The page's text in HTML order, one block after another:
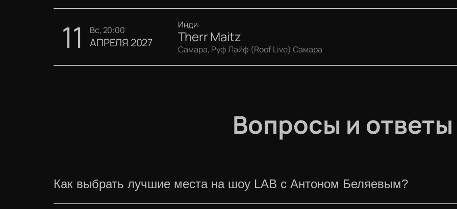
11 вс, 20:00
АПРЕЛЯ 2027
Инди
Therr Maitz
Самара, Руф Лайф (Roof Live) Самара
Вопросы и ответы
Как выбрать лучшие места на шоу LAB с Антоном Беляевым?